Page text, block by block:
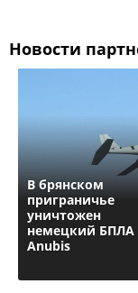
Новости
В брянском
приграничье
уничтожен
немецкий БПЛА
Anubis